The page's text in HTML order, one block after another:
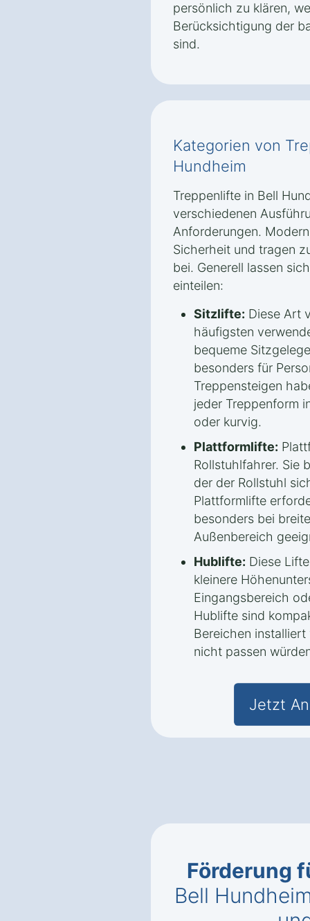
persönlich zu klären,
Berücksichtigung der
sind.
Kategorien von
Hundheim
Treppenlifte in Bell
verschiedenen
Anforderungen.
Sicherheit und tragen
bei. Generell lassen
einteilen:
Sitzlifte: Diese Art
häufigsten
bequeme
besonders für
Treppensteigen
jeder Treppenform
oder kurvig.
Plattformlifte:
Rollstuhlfahrer. Sie
der der Rollstuhl
Plattformlifte
besonders bei
Außenbereich
Hublifte: Diese
kleinere
Eingangsbereich
Hublifte sind
Bereichen
nicht passen
Jetzt
Förderung
Bell